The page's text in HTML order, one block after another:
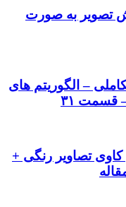
تصویر به صورت
– الگوریتم های
قسمت ۳۱
کاوی تصاویر رنگی +